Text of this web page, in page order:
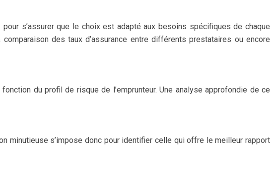
s’assurer que le choix est adapté aux besoins spécifiques de chaque
des taux d’assurance entre différents prestataires ou encore
du profil de risque de l’emprunteur. Une analyse approfondie de ce
minutieuse s’impose donc pour identifier celle qui offre le meilleur rapport